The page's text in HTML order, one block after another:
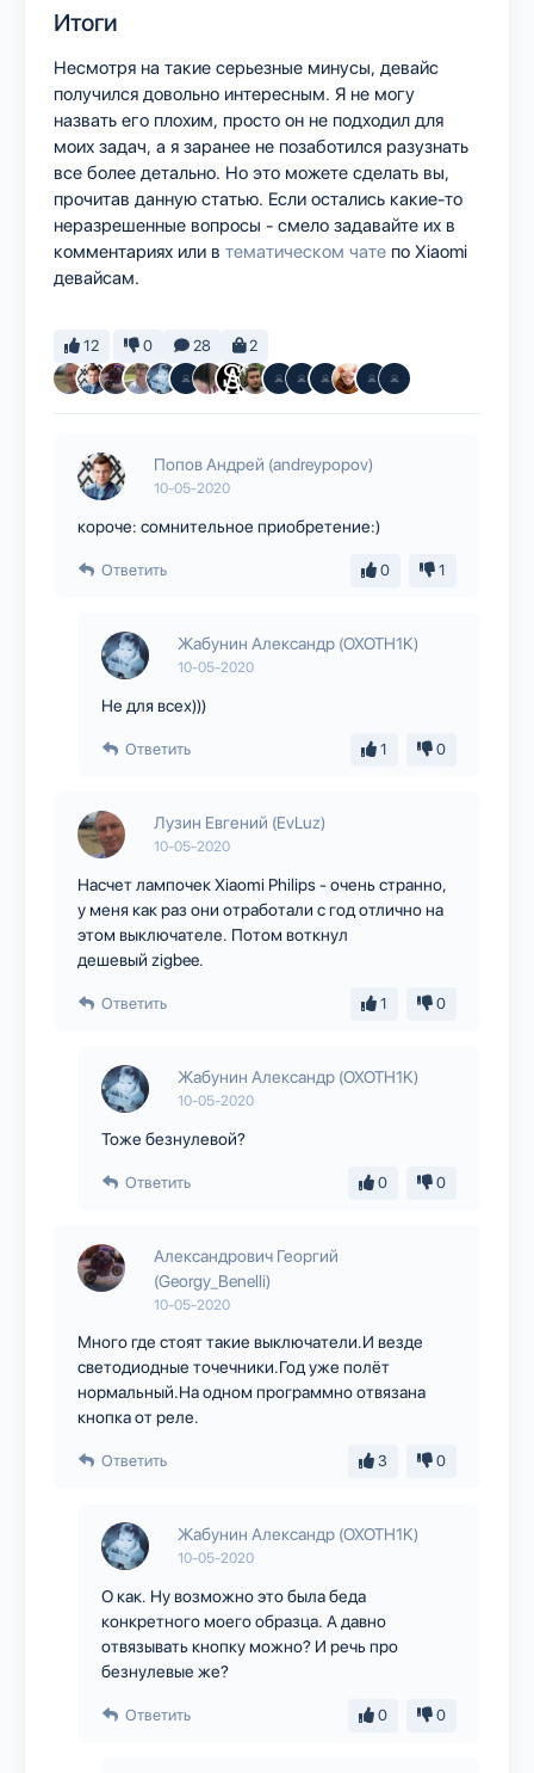
Итоги
Несмотря на такие серьезные минусы, девайс
получился довольно интересным. Я не могу
назвать его плохим, просто он не подходил для
моих задач, а я заранее не позаботился разузнать
все более детально. Но это можете сделать вы,
прочитав данную статью. Если остались какие-то
неразрешенные вопросы - смело задавайте их в
комментариях или в тематическом чате по Xiaomi
девайсам.
12 0 28 2
Попов Андрей (andreypopov)
10-05-2020
короче: сомнительное приобретение:)
Ответить 0 1
Жабунин Александр (OXOTH1K)
10-05-2020
Не для всех)))
Ответить 1 0
Лузин Евгений (EvLuz)
10-05-2020
Насчет лампочек Xiaomi Philips - очень странно,
у меня как раз они отработали с год отлично на
этом выключателе. Потом воткнул
дешевый zigbee.
Ответить 1 0
Жабунин Александр (OXOTH1K)
10-05-2020
Тоже безнулевой?
Ответить 0 0
Александрович Георгий
(Georgy_Benelli)
10-05-2020
Много где стоят такие выключатели.И везде
светодиодные точечники.Год уже полёт
нормальный.На одном программно отвязана
кнопка от реле.
Ответить 3 0
Жабунин Александр (OXOTH1K)
10-05-2020
О как. Ну возможно это была беда
конкретного моего образца. А давно
отвязывать кнопку можно? И речь про
безнулевые же?
Ответить 0 0